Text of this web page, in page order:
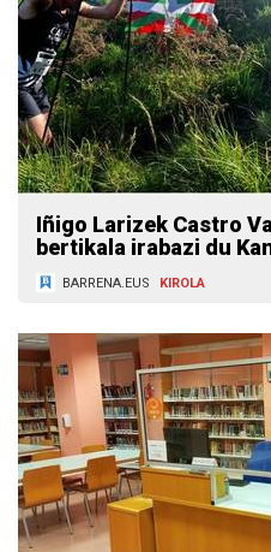
Iñigo Larizek Castro
bertikala irabazi du
BARRENA.EUS KIROLA